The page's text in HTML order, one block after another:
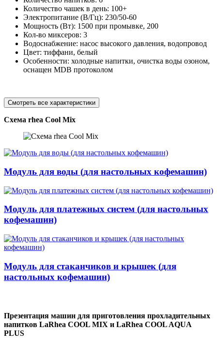
Количество чашек в день: 100+
Электропитание (В/Гц): 230/50-60
Мощность (Вт): 1500 при промывке, 200
Кол-во миксеров: 3
Водоснабжение: насос высокого давления, водопровод
Цвет: тиффани, белый
Особенности:
оснащен MDB протоколом
Смотреть все характеристики
Схема rhea Cool Mix
Модуль для воды (для настольных кофемашин)
Модуль для платежных систем (для настольных
кофемашин)
Модуль для стаканчиков и крышек (для
настольных кофемашин)
Презентация машин для приготовления прохладительных
напитков LaRhea COOL MIX и LaRhea COOL AQUA
PLUS